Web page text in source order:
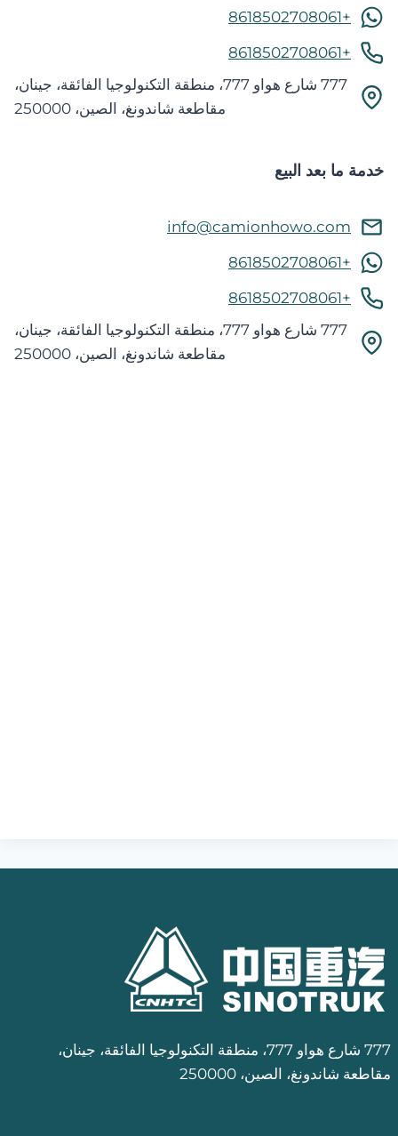
+8618502708061
+8618502708061
777 شارع هواو 777، منطقة التكنولوجيا الفائقة، جينان،
مقاطعة شاندونغ، الصين، 250000
خدمة ما بعد البيع
info@camionhowo.com
+8618502708061
+8618502708061
777 شارع هواو 777، منطقة التكنولوجيا الفائقة، جينان،
مقاطعة شاندونغ، الصين، 250000
777 شارع هواو 777، منطقة التكنولوجيا الفائقة، جينان،
مقاطعة شاندونغ، الصين، 250000